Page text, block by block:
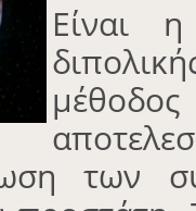
Είναι
των